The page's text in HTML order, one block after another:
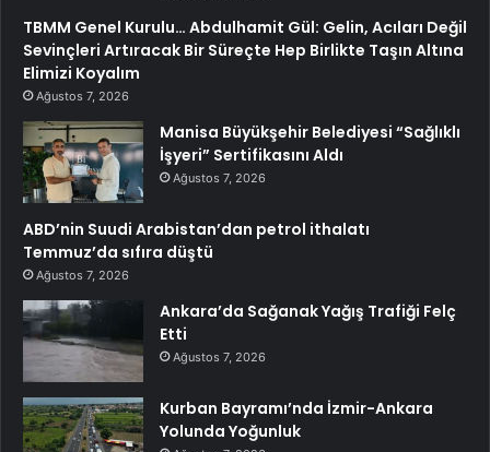
TBMM Genel Kurulu… Abdulhamit Gül: Gelin, Acıları Değil
Sevinçleri Artıracak Bir Süreçte Hep Birlikte Taşın Altına
Elimizi Koyalım
Ağustos 7, 2026
Manisa Büyükşehir Belediyesi “Sağlıklı
İşyeri” Sertifikasını Aldı
Ağustos 7, 2026
ABD’nin Suudi Arabistan’dan petrol ithalatı
Temmuz’da sıfıra düştü
Ağustos 7, 2026
Ankara’da Sağanak Yağış Trafiği Felç
Etti
Ağustos 7, 2026
Kurban Bayramı’nda İzmir-Ankara
Yolunda Yoğunluk